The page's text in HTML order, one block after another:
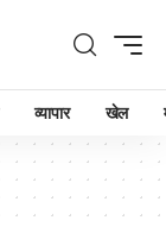
व्यापार खेल